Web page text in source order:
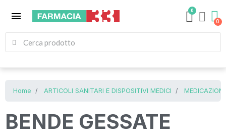
menu 0
Home ARTICOLI SANITARI E DISPOSITIVI MEDICI
BENDE GESSATE